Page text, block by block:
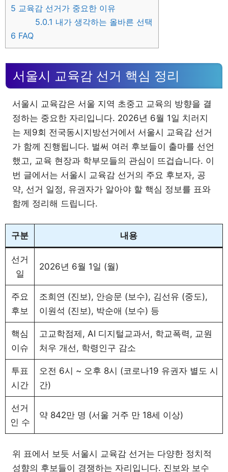
5 교육감 선거가 중요한 이유
5.0.1 내가 생각하는 올바른 선택
6 FAQ
서울시 교육감 선거 핵심 정리
서울시 교육감은 서울 지역 초중고 교육의 방향을 결
정하는 중요한 자리입니다. 2026년 6월 1일 치러지
는 제9회 전국동시지방선거에서 서울시 교육감 선거
가 함께 진행됩니다. 벌써 여러 후보들이 출마를 선언
했고, 교육 현장과 학부모들의 관심이 뜨겁습니다. 이
번 글에서는 서울시 교육감 선거의 주요 후보자, 공
약, 선거 일정, 유권자가 알아야 할 핵심 정보를 표와
함께 정리해 드립니다.
구분 내용
선거
일
2026년 6월 1일 (월)
주요
후보
조희연 (진보), 안승문 (보수), 김선유 (중도),
이원석 (진보), 박순애 (보수) 등
핵심
이슈
고교학점제, AI 디지털교과서, 학교폭력, 교원
처우 개선, 학령인구 감소
투표
시간
오전 6시 ~ 오후 8시 (코로나19 유권자 별도 시
간)
선거
인 수
약 842만 명 (서울 거주 만 18세 이상)
위 표에서 보듯 서울시 교육감 선거는 다양한 정치적
성향의 후보들이 경쟁하는 자리입니다. 진보와 보수